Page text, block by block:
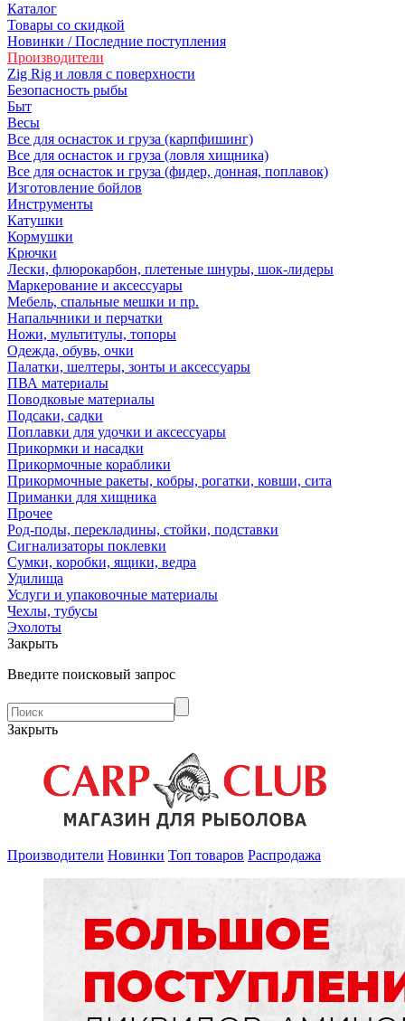
Каталог
Товары со скидкой
Новинки / Последние поступления
Производители
Zig Rig и ловля с поверхности
Безoпасность рыбы
Быт
Весы
Все для оснасток и груза (карпфишинг)
Все для оснасток и груза (ловля хищника)
Все для оснасток и груза (фидер, донная, поплавок)
Изготовление бойлов
Инструменты
Катушки
Кормушки
Крючки
Лески, флюрокарбон, плетеные шнуры, шок-лидеры
Маркерование и аксессуары
Мебель, спальные мешки и пр.
Напальчники и перчатки
Ножи, мультитулы, топоры
Одежда, обувь, очки
Палатки, шелтеры, зонты и аксессуары
ПВА материалы
Поводковые материалы
Подсаки, садки
Поплавки для удочки и аксессуары
Прикормки и насадки
Прикормочные кораблики
Прикормочные ракеты, кобры, рогатки, ковши, сита
Приманки для хищника
Прочее
Род-поды, перекладины, стойки, подставки
Сигнализаторы поклевки
Сумки, коробки, ящики, ведра
Удилища
Услуги и упаковочные материалы
Чехлы, тубусы
Эхолоты
Закрыть
Введите поисковый запрос
Закрыть
Производители Новинки Топ товаров Распродажа